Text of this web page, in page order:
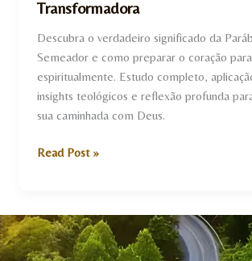
Transformadora
Descubra o verdadeiro significado da
Semeador e como preparar o coração
espiritualmente. Estudo completo,
insights teológicos e reflexão profunda
sua caminhada com Deus.
Frutífera
Read Post »